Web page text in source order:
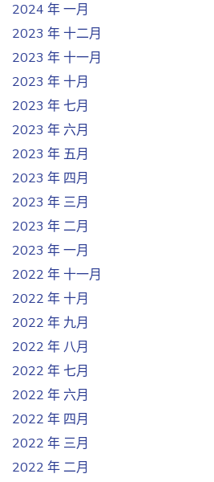
2024 年 一月
2023 年 十二月
2023 年 十一月
2023 年 十月
2023 年 七月
2023 年 六月
2023 年 五月
2023 年 四月
2023 年 三月
2023 年 二月
2023 年 一月
2022 年 十一月
2022 年 十月
2022 年 九月
2022 年 八月
2022 年 七月
2022 年 六月
2022 年 四月
2022 年 三月
2022 年 二月